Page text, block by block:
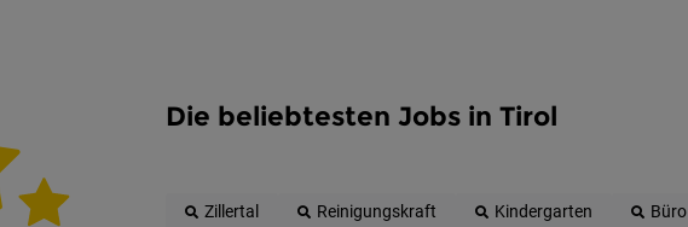
Die beliebtesten Jobs in Tirol
Zillertal Reinigungskraft Kindergarten Büro